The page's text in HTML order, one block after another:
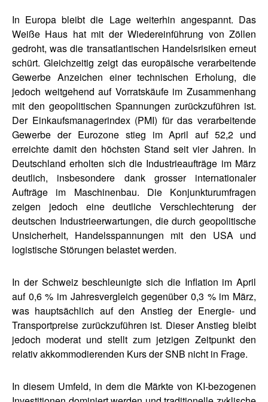
In Europa bleibt die Lage weiterhin angespannt. Das
Weiße Haus hat mit der Wiedereinführung von Zöllen
gedroht, was die transatlantischen Handelsrisiken erneut
schürt. Gleichzeitig zeigt das europäische verarbeitende
Gewerbe Anzeichen einer technischen Erholung, die
jedoch weitgehend auf Vorratskäufe im Zusammenhang
mit den geopolitischen Spannungen zurückzuführen ist.
Der Einkaufsmanagerindex (PMI) für das verarbeitende
Gewerbe der Eurozone stieg im April auf 52,2 und
erreichte damit den höchsten Stand seit vier Jahren. In
Deutschland erholten sich die Industrieaufträge im März
deutlich, insbesondere dank grosser internationaler
Aufträge im Maschinenbau. Die Konjunkturumfragen
zeigen jedoch eine deutliche Verschlechterung der
deutschen Industrieerwartungen, die durch geopolitische
Unsicherheit, Handelsspannungen mit den USA und
logistische Störungen belastet werden.
In der Schweiz beschleunigte sich die Inflation im April
auf 0,6 % im Jahresvergleich gegenüber 0,3 % im März,
was hauptsächlich auf den Anstieg der Energie- und
Transportpreise zurückzuführen ist. Dieser Anstieg bleibt
jedoch moderat und stellt zum jetzigen Zeitpunkt den
relativ akkommodierenden Kurs der SNB nicht in Frage.
In diesem Umfeld, in dem die Märkte von KI-bezogenen